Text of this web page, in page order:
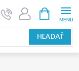
HĽADAŤ
KOŠÍK